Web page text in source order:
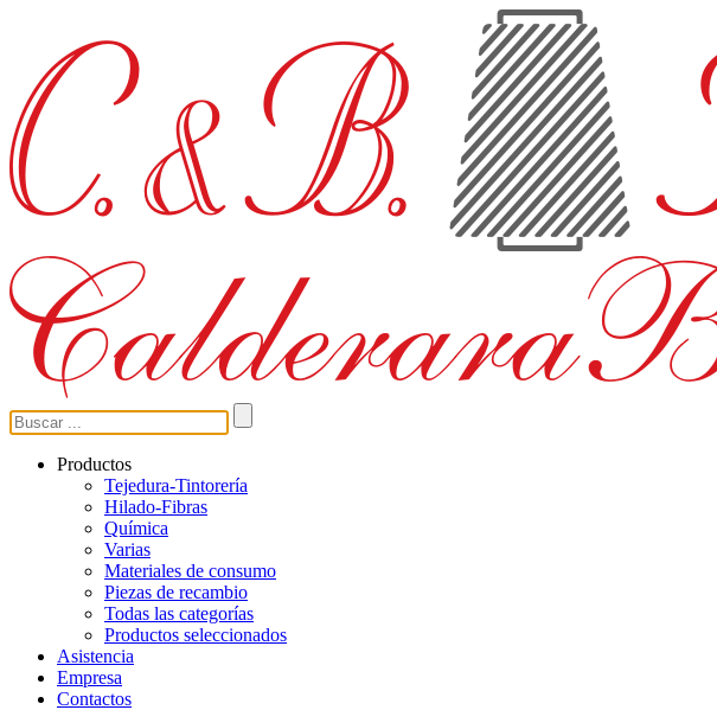
Productos
Tejedura-Tintorería
Hilado-Fibras
Química
Varias
Materiales de consumo
Piezas de recambio
Todas las categorías
Productos seleccionados
Asistencia
Empresa
Contactos